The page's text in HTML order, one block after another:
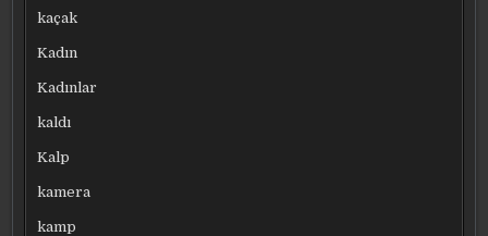
kaçak
Kadın
Kadınlar
kaldı
Kalp
kamera
kamp